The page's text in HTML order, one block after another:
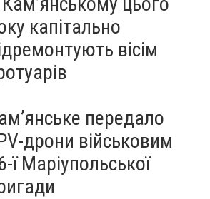
капітально
вісім
передало
дрони військовим
ї Маріупольської